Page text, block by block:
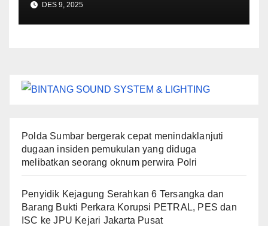
DES 9, 2025
Polda Sumbar bergerak cepat menindaklanjuti
dugaan insiden pemukulan yang diduga
melibatkan seorang oknum perwira Polri
Penyidik Kejagung Serahkan 6 Tersangka dan
Barang Bukti Perkara Korupsi PETRAL, PES dan
ISC ke JPU Kejari Jakarta Pusat